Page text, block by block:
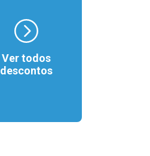
Ver todos
descontos